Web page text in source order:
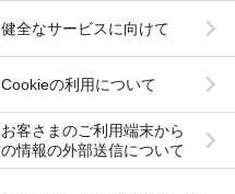
健全なサービスに向けて
Cookieの利用について
お客さまのご利用端末から
の情報の外部送信について